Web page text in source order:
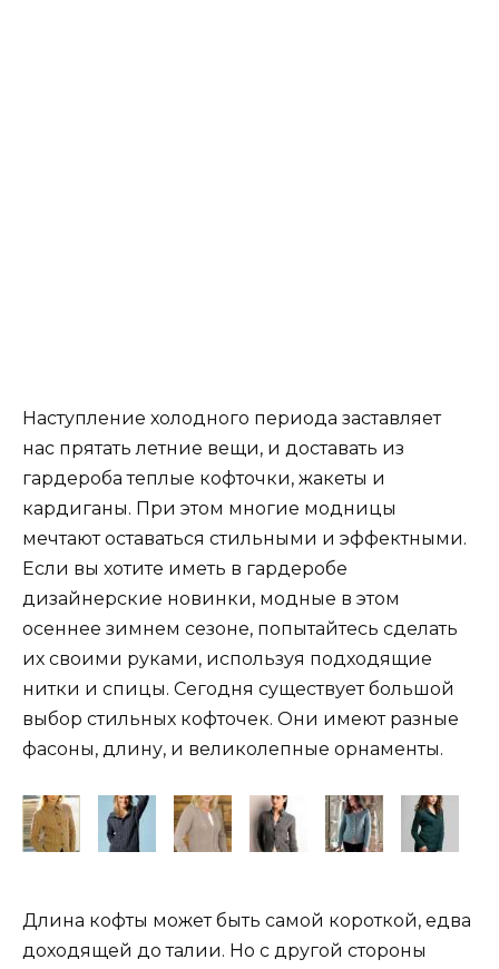
Наступление холодного периода заставляет
нас прятать летние вещи, и доставать из
гардероба теплые кофточки, жакеты и
кардиганы. При этом многие модницы
мечтают оставаться стильными и эффектными.
Если вы хотите иметь в гардеробе
дизайнерские новинки, модные в этом
осеннее зимнем сезоне, попытайтесь сделать
их своими руками, используя подходящие
нитки и спицы. Сегодня существует большой
выбор стильных кофточек. Они имеют разные
фасоны, длину, и великолепные орнаменты.
Длина кофты может быть самой короткой, едва
доходящей до талии. Но с другой стороны